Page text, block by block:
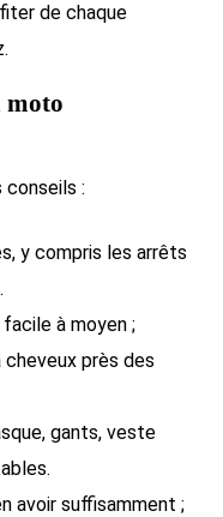
de chaque
moto
conseils :
y compris les arrêts
à moyen ;
cheveux près des
gants, veste
avoir suffisamment ;